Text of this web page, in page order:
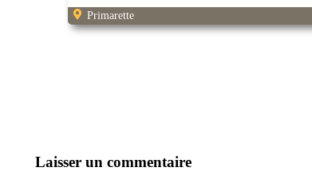
Primarette
Laisser un commentaire